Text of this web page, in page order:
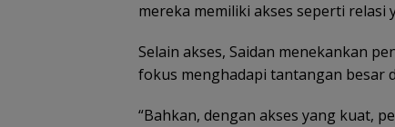
mereka memiliki akses seperti relasi
Selain akses, Saidan menekankan
fokus menghadapi tantangan besar
“Bahkan, dengan akses yang kuat,